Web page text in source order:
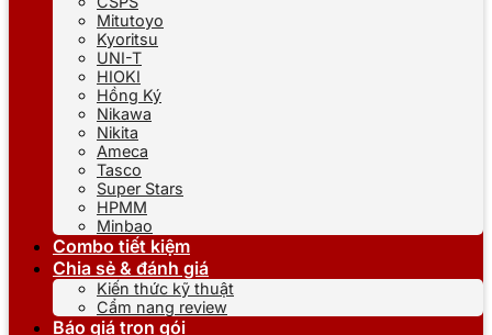
Mitutoyo
Kyoritsu
UNI-T
HIOKI
Hồng Ký
Nikawa
Nikita
Ameca
Tasco
Super Stars
HPMM
Minbao
Combo tiết kiệm
Chia sẻ & đánh giá
Kiến thức kỹ thuật
Cẩm nang review
Báo giá trọn gói